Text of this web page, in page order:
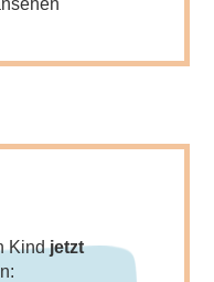
Kindjetzt